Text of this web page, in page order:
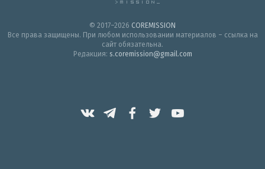
© 2017–2026 COREMISSION
Все права защищены. При любом использовании материалов – ссылка на
сайт обязательна.
Редакция: s.coremission@gmail.com